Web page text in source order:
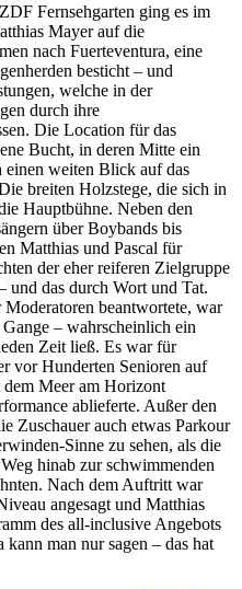
Fernsehgarten ging es im
Mayer auf die
nach Fuerteventura, eine
besticht – und
welche in der
durch ihre
Die Location für das
Bucht, in deren Mitte ein
einen weiten Blick auf das
breiten Holzstege, die sich in
Hauptbühne. Neben den
über Boybands bis
Matthias und Pascal für
der eher reiferen Zielgruppe
und das durch Wort und Tat.
beantwortete, war
– wahrscheinlich ein
Zeit ließ. Es war für
vor Hunderten Senioren auf
dem Meer am Horizont
ablieferte. Außer den
Zuschauer auch etwas Parkour
Sinne zu sehen, als die
hinab zur schwimmenden
Nach dem Auftritt war
angesagt und Matthias
des all-inclusive Angebots
man nur sagen – das hat